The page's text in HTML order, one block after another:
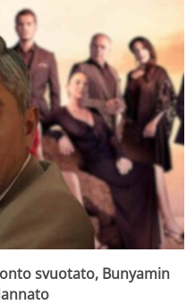
svuotato, Bunyamin